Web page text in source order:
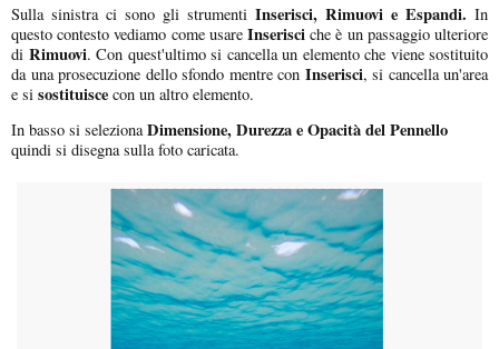
Sulla sinistra ci sono gli strumenti Inserisci, Rimuovi e Espandi. In
questo contesto vediamo come usare Inserisci che è un passaggio ulteriore
di Rimuovi. Con quest'ultimo si cancella un elemento che viene sostituito
da una prosecuzione dello sfondo mentre con Inserisci, si cancella un'area
e si sostituisce con un altro elemento.
In basso si selezionaDimensione, Durezza e Opacità del Pennello
quindi si disegna sulla foto caricata.